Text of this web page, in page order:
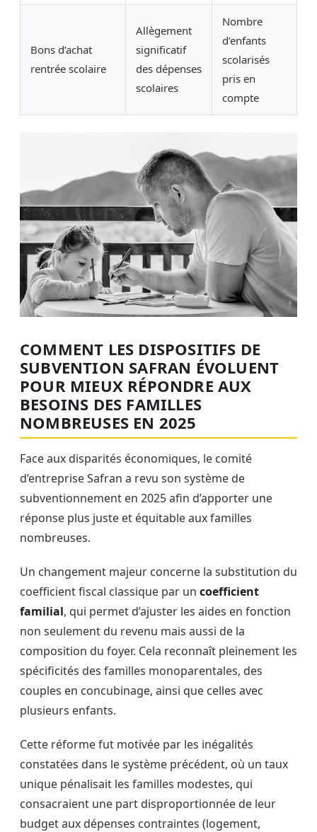
Bons d’achat
rentrée scolaire
Allègement
significatif
des dépenses
scolaires
Nombre
d’enfants
scolarisés
pris en
compte
COMMENT LES DISPOSITIFS DE
SUBVENTION SAFRAN ÉVOLUENT
POUR MIEUX RÉPONDRE AUX
BESOINS DES FAMILLES
NOMBREUSES EN 2025
Face aux disparités économiques, le comité
d’entreprise Safran a revu son système de
subventionnement en 2025 afin d’apporter une
réponse plus juste et équitable aux familles
nombreuses.
Un changement majeur concerne la substitution du
coefficient fiscal classique par un coefficient
familial, qui permet d’ajuster les aides en fonction
non seulement du revenu mais aussi de la
composition du foyer. Cela reconnaît pleinement les
spécificités des familles monoparentales, des
couples en concubinage, ainsi que celles avec
plusieurs enfants.
Cette réforme fut motivée par les inégalités
constatées dans le système précédent, où un taux
unique pénalisait les familles modestes, qui
consacraient une part disproportionnée de leur
budget aux dépenses contraintes (logement,